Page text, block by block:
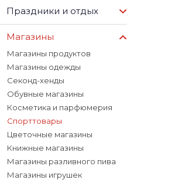
Праздники и отдых
Магазины
Магазины продуктов
Магазины одежды
Секонд-хенды
Обувные магазины
Косметика и парфюмерия
Спорттовары
Цветочные магазины
Книжные магазины
Магазины разливного пива
Магазины игрушек